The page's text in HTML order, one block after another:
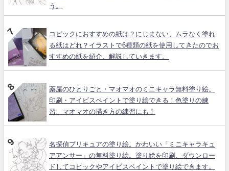
う。
コピックにおすすめの紙は？にじまない、ムラなく塗れ
る紙はどれ？イラストで6種類の紙を使用してきたのでお
すすめの紙を紹介、解説していきます。
薬屋のひとりごと・マオマオのミニキャラ無料塗り絵。
印刷・アイビスペイントで塗り絵できる！色塗りの練
習、マオマオの描き方の練習にも！
名探偵プリキュアの塗り絵。かわいい「ミニキャラキュ
アアンサー」の無料塗り絵。塗り絵を印刷、ダウンロー
ドしてコピックやアイビスペイントで塗り絵できます。